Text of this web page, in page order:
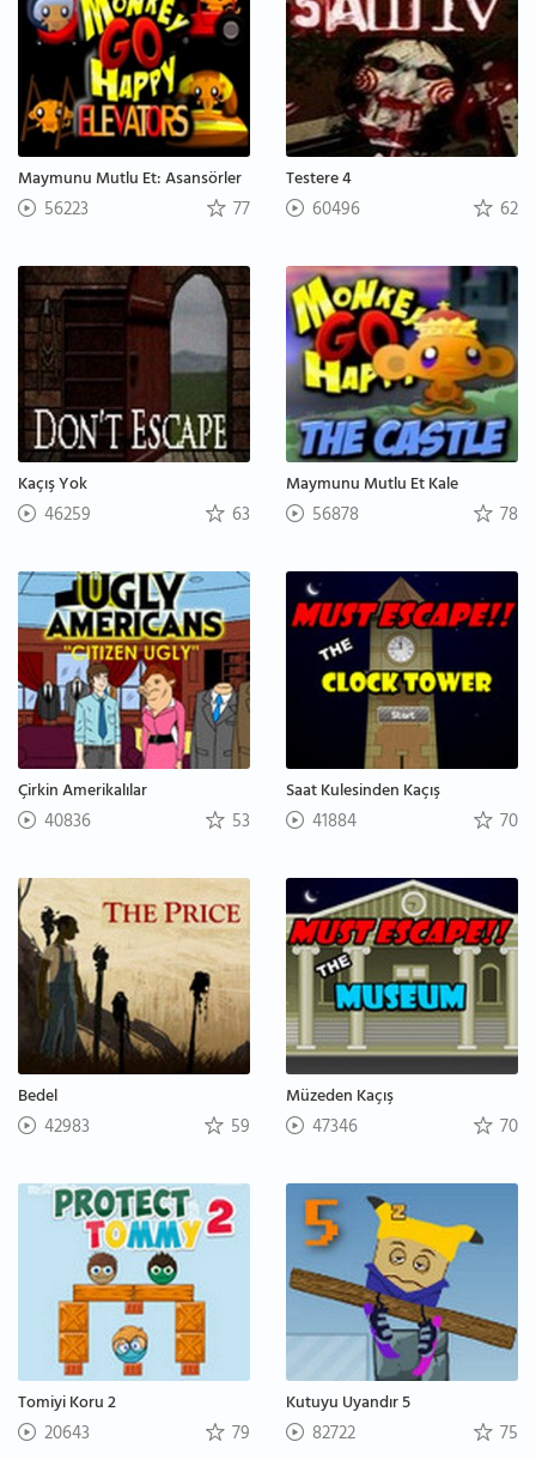
Maymunu Mutlu Et: Asansörler
56223 77
Testere 4
60496 62
Kaçış Yok
46259 63
Maymunu Mutlu Et Kale
56878 78
Çirkin Amerikalılar
40836 53
Saat Kulesinden Kaçış
41884 70
Bedel
42983 59
Müzeden Kaçış
47346 70
Tomiyi Koru 2
20643 79
Kutuyu Uyandır 5
82722 75